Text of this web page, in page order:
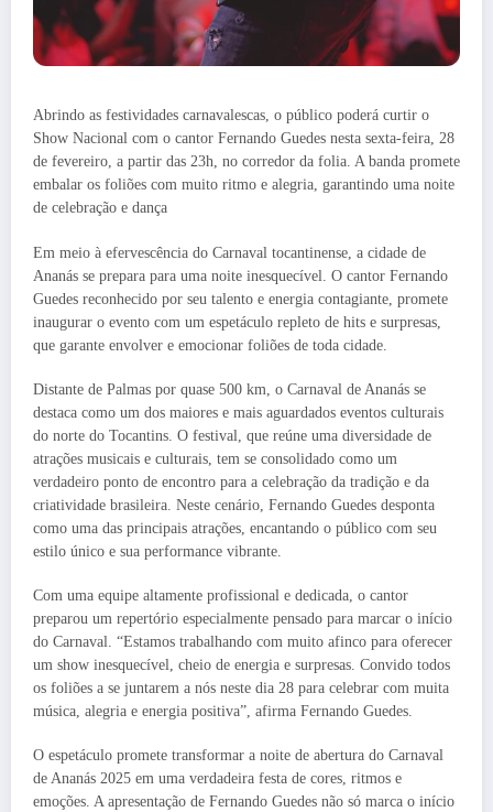
Abrindo as festividades carnavalescas, o público poderá curtir o
Show Nacional com o cantor Fernando Guedes nesta sexta-feira, 28
de fevereiro, a partir das 23h, no corredor da folia. A banda promete
embalar os foliões com muito ritmo e alegria, garantindo uma noite
de celebração e dança
Em meio à efervescência do Carnaval tocantinense, a cidade de
Ananás se prepara para uma noite inesquecível. O cantor Fernando
Guedes reconhecido por seu talento e energia contagiante, promete
inaugurar o evento com um espetáculo repleto de hits e surpresas,
que garante envolver e emocionar foliões de toda cidade.
Distante de Palmas por quase 500 km, o Carnaval de Ananás se
destaca como um dos maiores e mais aguardados eventos culturais
do norte do Tocantins. O festival, que reúne uma diversidade de
atrações musicais e culturais, tem se consolidado como um
verdadeiro ponto de encontro para a celebração da tradição e da
criatividade brasileira. Neste cenário, Fernando Guedes desponta
como uma das principais atrações, encantando o público com seu
estilo único e sua performance vibrante.
Com uma equipe altamente profissional e dedicada, o cantor
preparou um repertório especialmente pensado para marcar o início
do Carnaval. “Estamos trabalhando com muito afinco para oferecer
um show inesquecível, cheio de energia e surpresas. Convido todos
os foliões a se juntarem a nós neste dia 28 para celebrar com muita
música, alegria e energia positiva”, afirma Fernando Guedes.
O espetáculo promete transformar a noite de abertura do Carnaval
de Ananás 2025 em uma verdadeira festa de cores, ritmos e
emoções. A apresentação de Fernando Guedes não só marca o início